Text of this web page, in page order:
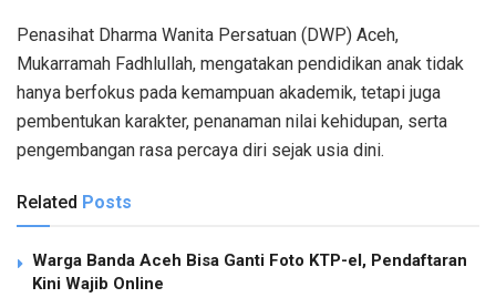
Penasihat Dharma Wanita Persatuan (DWP) Aceh,
Mukarramah Fadhlullah, mengatakan pendidikan anak tidak
hanya berfokus pada kemampuan akademik, tetapi juga
pembentukan karakter, penanaman nilai kehidupan, serta
pengembangan rasa percaya diri sejak usia dini.
Related Posts
Warga Banda Aceh Bisa Ganti Foto KTP-el, Pendaftaran
Kini Wajib Online